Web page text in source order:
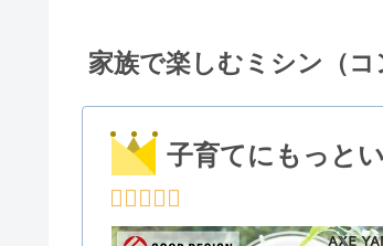
家族で楽しむミシン（コ
子育てにもっと